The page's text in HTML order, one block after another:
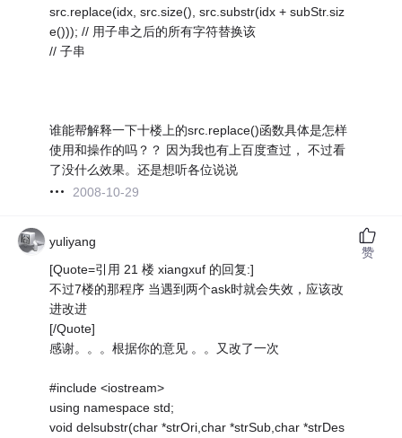
src.replace(idx, src.size(), src.substr(idx + subStr.siz
e())); // 用子串之后的所有字符替换该
// 子串
谁能帮解释一下十楼上的src.replace()函数具体是怎样
使用和操作的吗？？ 因为我也有上百度查过， 不过看
了没什么效果。还是想听各位说说
2008-10-29
yuliyang
[Quote=引用 21 楼 xiangxuf 的回复:]
不过7楼的那程序 当遇到两个ask时就会失效，应该改
进改进
[/Quote]
感谢。。。根据你的意见 。。又改了一次
#include <iostream>
using namespace std;
void delsubstr(char *strOri,char *strSub,char *strDes
赞